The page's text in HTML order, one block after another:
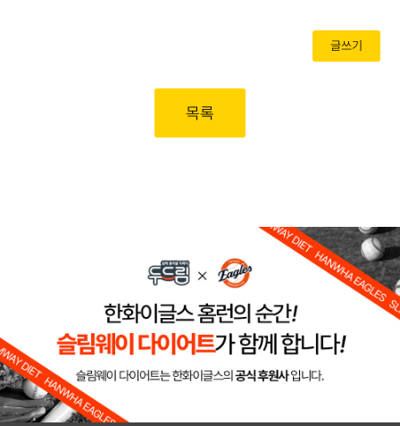
글쓰기
목록